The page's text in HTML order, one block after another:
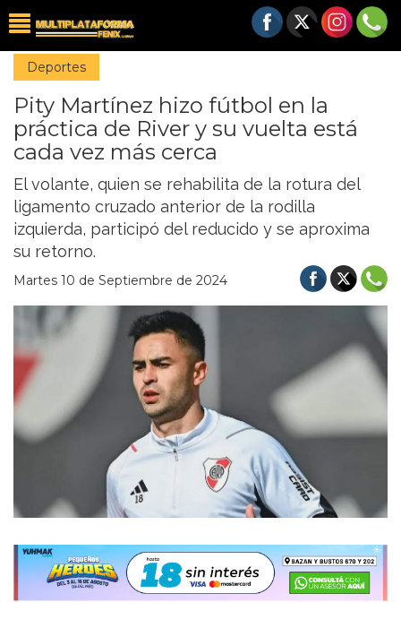
Deportes
Pity Martínez hizo fútbol en la
práctica de River y su vuelta está
cada vez más cerca
El volante, quien se rehabilita de la rotura del
ligamento cruzado anterior de la rodilla
izquierda, participó del reducido y se aproxima
su retorno.
Martes 10 de Septiembre de 2024